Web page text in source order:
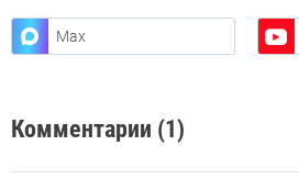
Max
Комментарии (1)